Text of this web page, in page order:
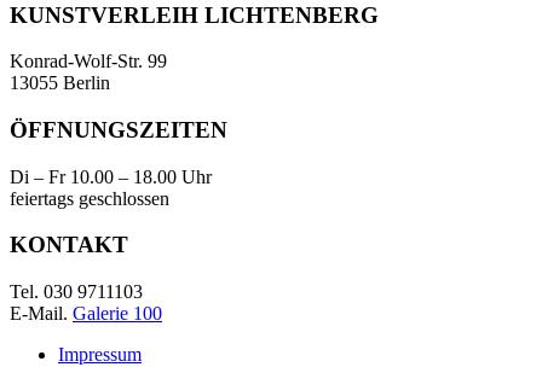
KUNSTVERLEIH LICHTENBERG
Konrad-Wolf-Str. 99
13055 Berlin
ÖFFNUNGSZEITEN
Di – Fr 10.00 – 18.00 Uhr
feiertags geschlossen
KONTAKT
Tel. 030 9711103
E-Mail. Galerie 100
Impressum